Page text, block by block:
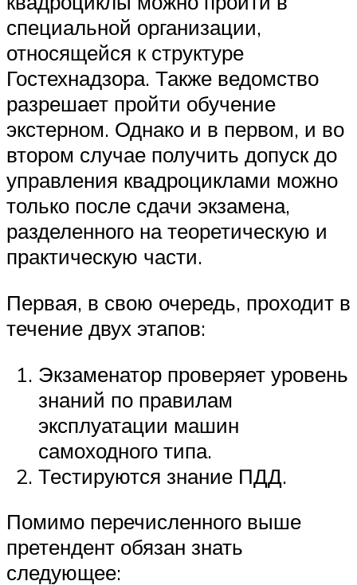
специальной организации,
относящейся к структуре
Гостехнадзора. Также ведомство
разрешает пройти обучение
экстерном. Однако и в первом, и во
втором случае получить допуск до
управления квадроциклами можно
только после сдачи экзамена,
разделенного на теоретическую и
практическую части.
Первая, в свою очередь, проходит в
течение двух этапов:
Экзаменатор проверяет уровень
знаний по правилам
эксплуатации машин
самоходного типа.
Тестируются знание ПДД.
Помимо перечисленного выше
претендент обязан знать
следующее: